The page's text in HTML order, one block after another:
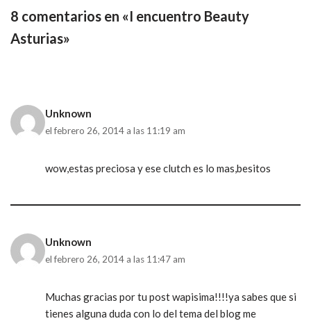
8 comentarios en «I encuentro Beauty
Asturias»
Unknown
el febrero 26, 2014 a las 11:19 am
wow,estas preciosa y ese clutch es lo mas,besitos
Unknown
el febrero 26, 2014 a las 11:47 am
Muchas gracias por tu post wapisima!!!!ya sabes que si
tienes alguna duda con lo del tema del blog me